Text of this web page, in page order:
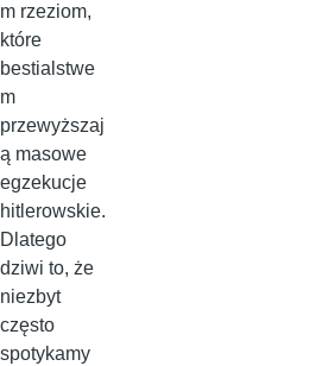
m rzeziom,
które
bestialstwe
m
przewyższaj
ą masowe
egzekucje
hitlerowskie.
Dlatego
dziwi to, że
niezbyt
często
spotykamy